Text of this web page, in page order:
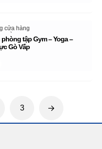
cửa hàng
bằng: 12mPhan Văn Trị
Chí Minhtập Gym – Yoga –
Gò Vấp
3